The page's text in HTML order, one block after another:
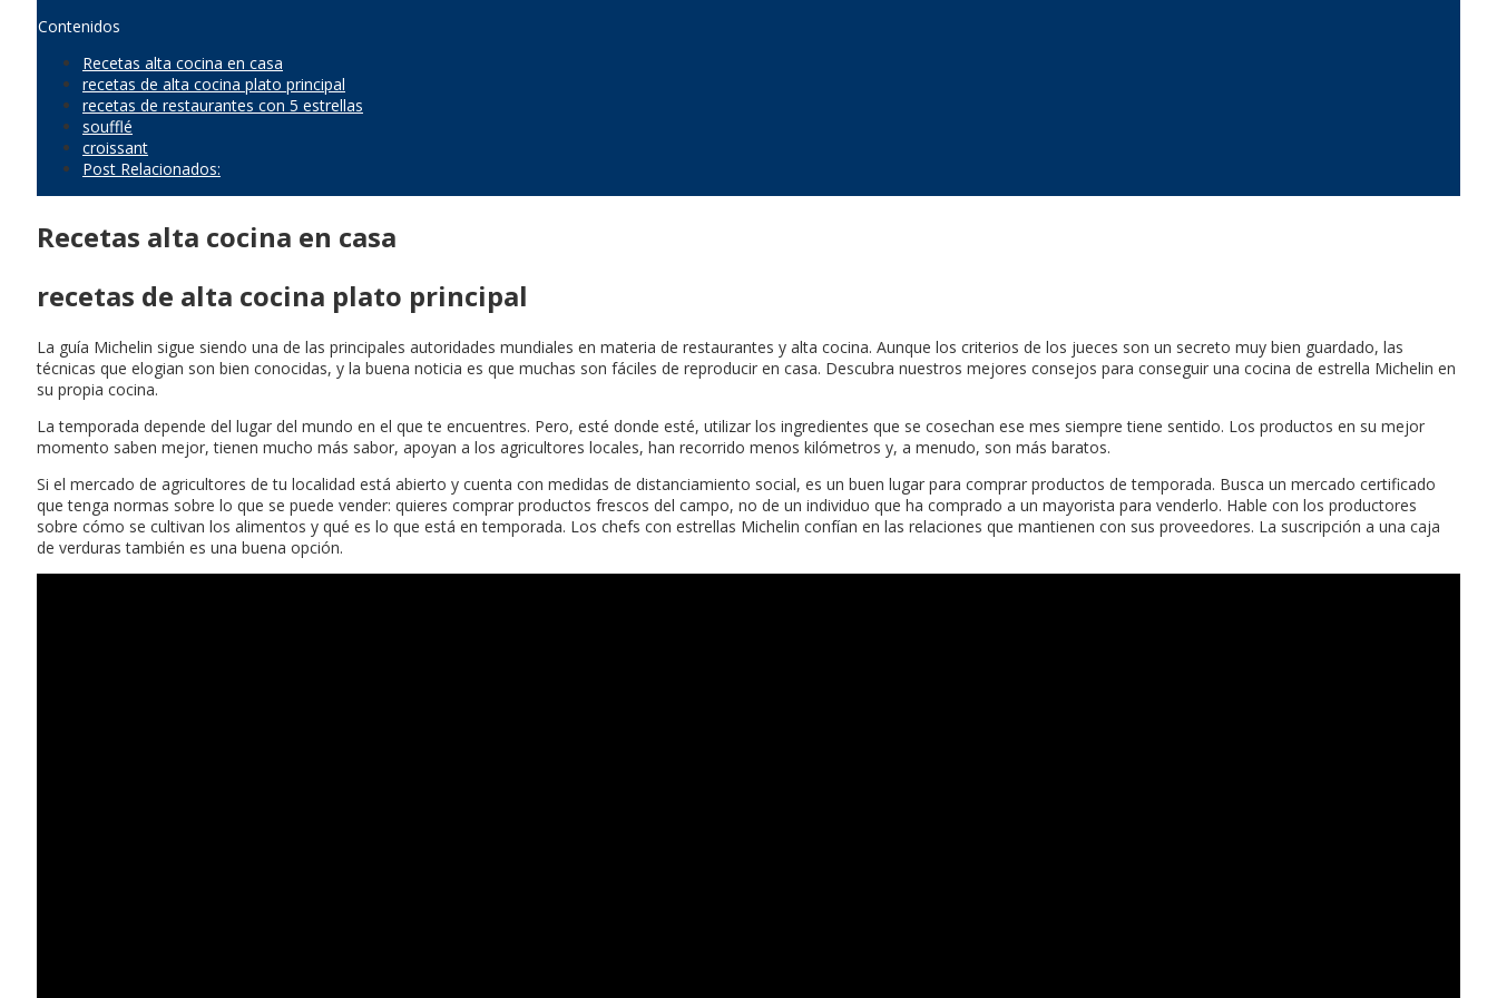
Contenidos
Recetas alta cocina en casa
recetas de alta cocina plato principal
recetas de restaurantes con 5 estrellas
soufflé
croissant
Post Relacionados:
Recetas alta cocina en casa
recetas de alta cocina plato principal
La guía Michelin sigue siendo una de las principales autoridades mundiales en materia de restaurantes y alta cocina. Aunque los criterios de los jueces son un secreto muy bien guardado, las
técnicas que elogian son bien conocidas, y la buena noticia es que muchas son fáciles de reproducir en casa. Descubra nuestros mejores consejos para conseguir una cocina de estrella Michelin en
su propia cocina.
La temporada depende del lugar del mundo en el que te encuentres. Pero, esté donde esté, utilizar los ingredientes que se cosechan ese mes siempre tiene sentido. Los productos en su mejor
momento saben mejor, tienen mucho más sabor, apoyan a los agricultores locales, han recorrido menos kilómetros y, a menudo, son más baratos.
Si el mercado de agricultores de tu localidad está abierto y cuenta con medidas de distanciamiento social, es un buen lugar para comprar productos de temporada. Busca un mercado certificado
que tenga normas sobre lo que se puede vender: quieres comprar productos frescos del campo, no de un individuo que ha comprado a un mayorista para venderlo. Hable con los productores
sobre cómo se cultivan los alimentos y qué es lo que está en temporada. Los chefs con estrellas Michelin confían en las relaciones que mantienen con sus proveedores. La suscripción a una caja
de verduras también es una buena opción.